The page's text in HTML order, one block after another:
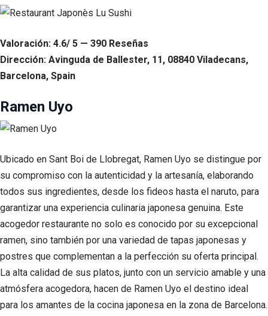
Valoración: 4.6/ 5 — 390 Reseñas
Dirección: Avinguda de Ballester, 11, 08840 Viladecans,
Barcelona, Spain
Ramen Uyo
Ubicado en Sant Boi de Llobregat, Ramen Uyo se distingue por
su compromiso con la autenticidad y la artesanía, elaborando
todos sus ingredientes, desde los fideos hasta el naruto, para
garantizar una experiencia culinaria japonesa genuina. Este
acogedor restaurante no solo es conocido por su excepcional
ramen, sino también por una variedad de tapas japonesas y
postres que complementan a la perfección su oferta principal.
La alta calidad de sus platos, junto con un servicio amable y una
atmósfera acogedora, hacen de Ramen Uyo el destino ideal
para los amantes de la cocina japonesa en la zona de Barcelona.